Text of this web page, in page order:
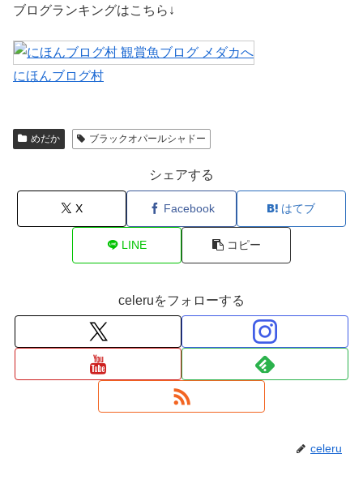
ブログランキングはこちら↓
にほんブログ村
めだか ブラックオパールシャドー
シェアする
X Facebook はてブ
LINE コピー
celeruをフォローする
celeru